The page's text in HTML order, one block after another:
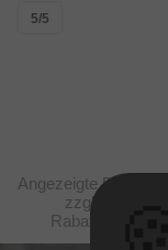
5/5
Angezeigte Preise
zzgl.